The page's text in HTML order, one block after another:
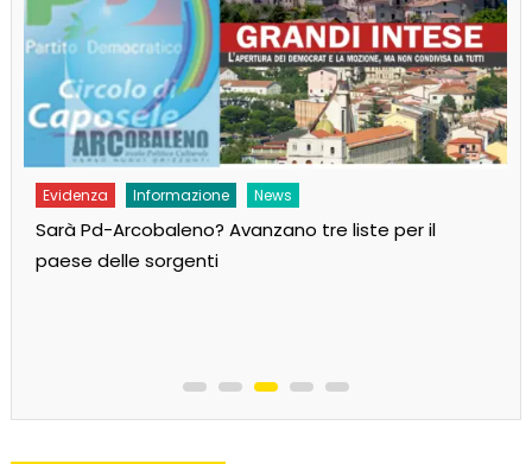
Evidenza Informazione News
Sarà Pd-Arcobaleno? Avanzano tre liste per il
paese delle sorgenti